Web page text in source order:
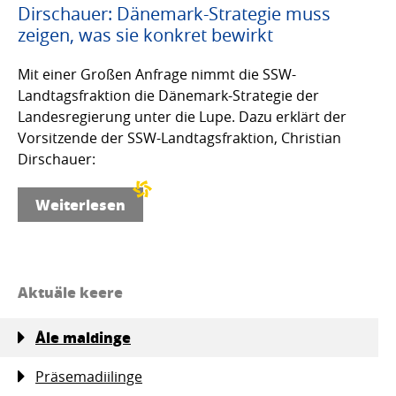
Dirschauer: Dänemark-Strategie muss
zeigen, was sie konkret bewirkt
Mit einer Großen Anfrage nimmt die SSW-
Landtagsfraktion die Dänemark-Strategie der
Landesregierung unter die Lupe. Dazu erklärt der
Vorsitzende der SSW-Landtagsfraktion, Christian
Dirschauer:
Weiterlesen
Aktuäle keere
Åle maldinge
Präsemadiilinge